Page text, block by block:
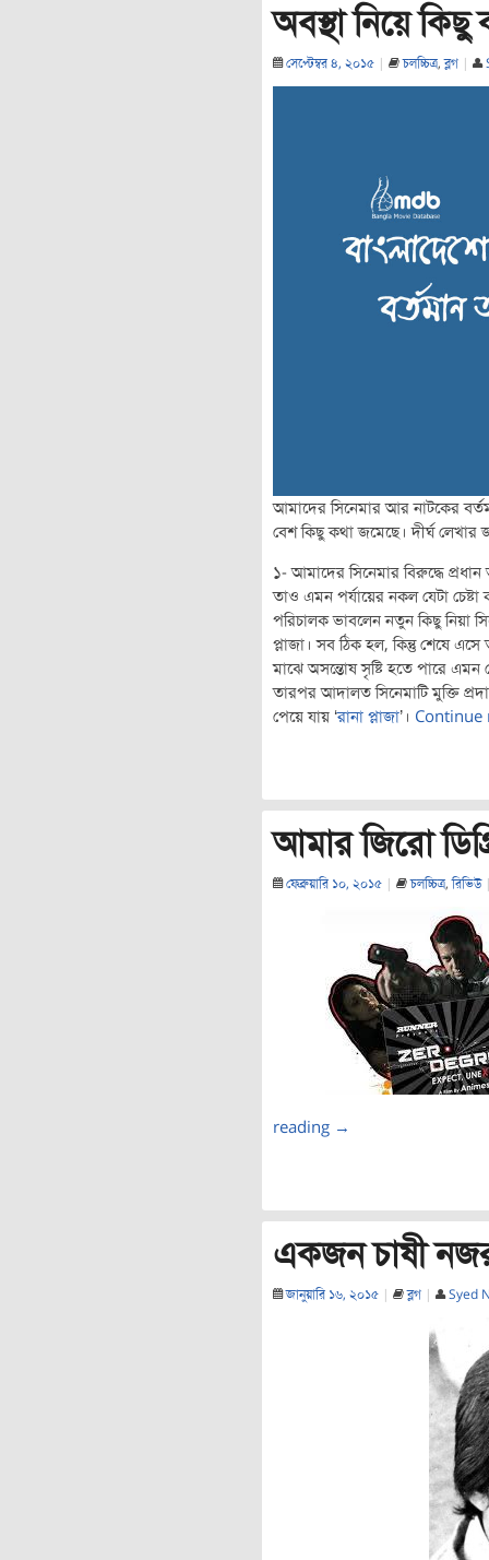
অবস্থা নিয়ে কিছু
সেপ্টেম্বর ৪, ২০১৫ | চলচ্চিত্র,ব্লগ |
আমাদের সিনেমার আর নাটকের
বেশ কিছু কথা জমেছে। দীর্ঘ লেখার
১- আমাদের সিনেমার বিরুদ্ধে
তাও এমন পর্যায়ের নকল যেটা
পরিচালক ভাবলেন নতুন কিছু নিয়া
প্লাজা। সব ঠিক হল, কিন্তু শেষে এসে
মাঝে অসন্তোষ সৃষ্টি হতে পারে এমন
তারপর আদালত সিনেমাটি মুক্তি
পেয়ে যায় ‘রানা প্লাজা’।
আমার জিরো
ফেব্রুয়ারি ১০, ২০১৫ | চলচ্চিত্র,রিভিউ
reading →
একজন চাষী
জানুয়ারি ১৬, ২০১৫ | ব্লগ | Syed